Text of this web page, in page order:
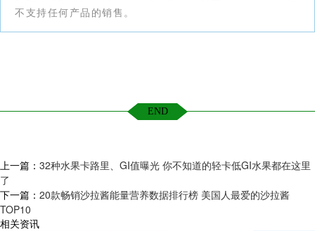
不支持任何产品的销售。
END
上一篇： 32种水果卡路里、GI值曝光 你不知道的轻卡低GI水果都在这里
了
下一篇： 20款畅销沙拉酱能量营养数据排行榜 美国人最爱的沙拉酱
TOP10
相关资讯